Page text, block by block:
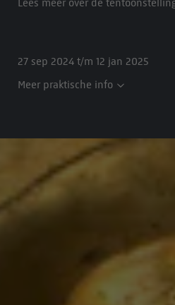
Lees meer over de
27 sep 2024 t/m 12 jan 2025
Meer praktische info